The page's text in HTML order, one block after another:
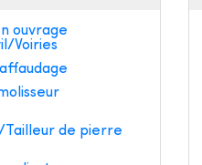
ouvrage
Voiries
de pierre